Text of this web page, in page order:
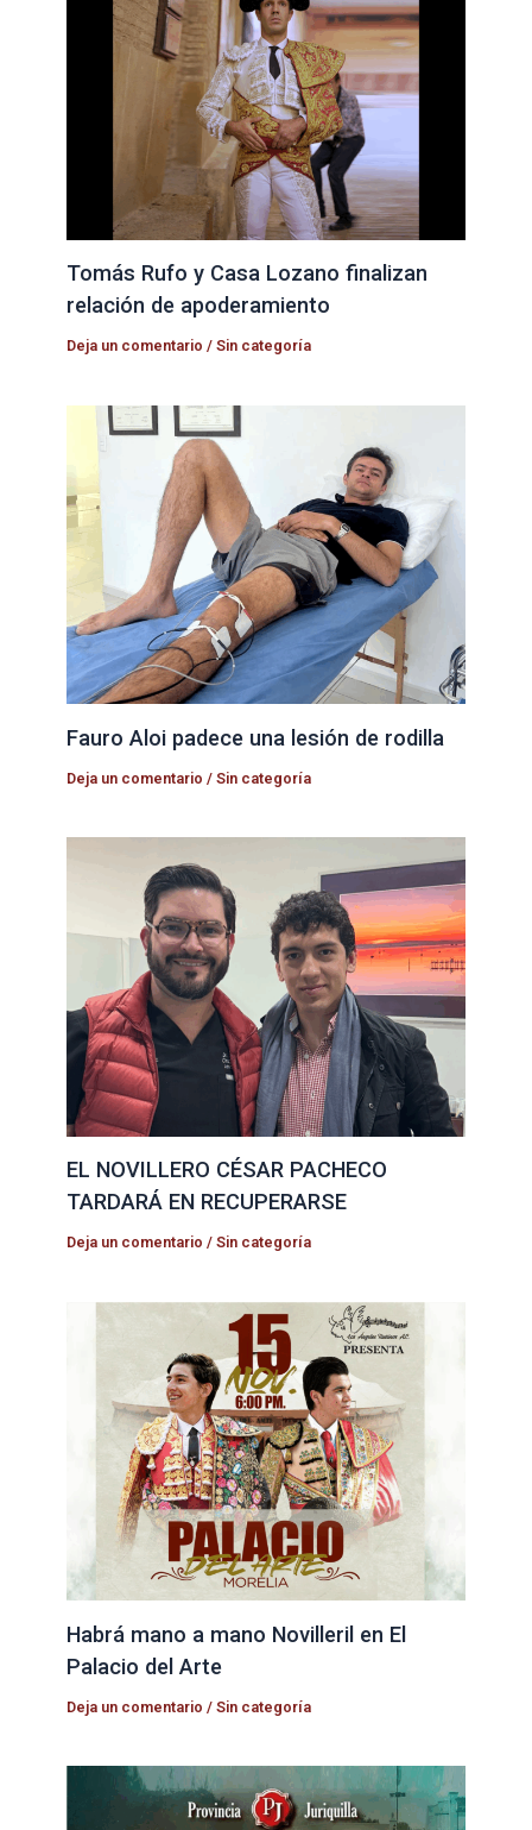
Tomás Rufo y Casa Lozano finalizan
relación de apoderamiento
Deja un comentario /Sin categoría
Fauro Aloi padece una lesión de rodilla
Deja un comentario /Sin categoría
EL NOVILLERO CÉSAR PACHECO
TARDARÁ EN RECUPERARSE
Deja un comentario /Sin categoría
Habrá mano a mano Novilleril en El
Palacio del Arte
Deja un comentario /Sin categoría